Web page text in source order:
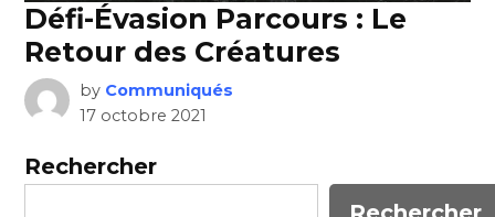
Défi-Évasion Parcours : Le
Retour des Créatures
by Communiqués
17 octobre 2021
Rechercher